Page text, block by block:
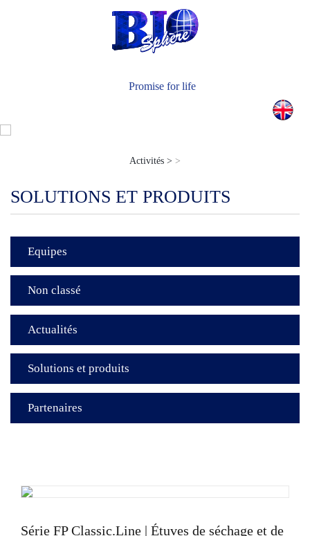
Promise for life
Activités > >
SOLUTIONS ET PRODUITS
Equipes
Non classé
Actualités
Solutions et produits
Partenaires
Série FP Classic.Line | Étuves de séchage et de